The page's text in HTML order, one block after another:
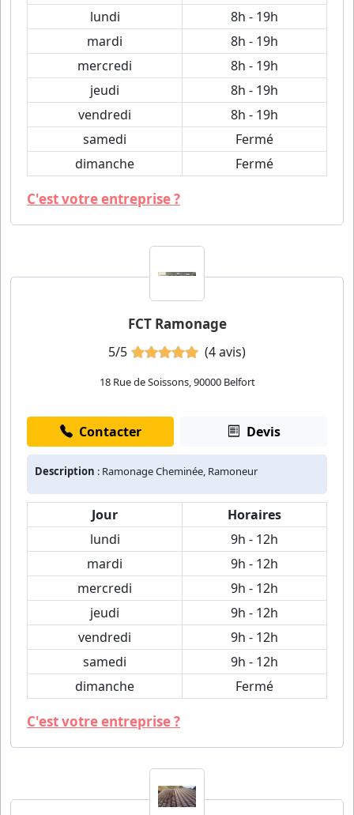
lundi
8h - 19h
mardi
8h - 19h
mercredi
8h - 19h
jeudi
8h - 19h
vendredi
8h - 19h
samedi
Fermé
dimanche
Fermé
C'est votre entreprise ?
FCT Ramonage
5/5 (4 avis)
18 Rue de Soissons, 90000 Belfort
Contacter Devis
Description : Ramonage Cheminée, Ramoneur
Jour
Horaires
lundi
9h - 12h
mardi
9h - 12h
mercredi
9h - 12h
jeudi
9h - 12h
vendredi
9h - 12h
samedi
9h - 12h
dimanche
Fermé
C'est votre entreprise ?